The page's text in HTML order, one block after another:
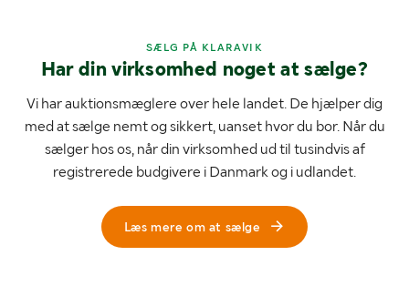
SÆLG PÅ KLARAVIK
Har din virksomhed noget at sælge?
Vi har auktionsmæglere over hele landet. De hjælper dig
med at sælge nemt og sikkert, uanset hvor du bor. Når du
sælger hos os, når din virksomhed ud til tusindvis af
registrerede budgivere i Danmark og i udlandet.
Læs mere om at sælge